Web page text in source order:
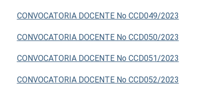
CONVOCATORIA DOCENTE No CCD049/2023
CONVOCATORIA DOCENTE No CCD050/2023
CONVOCATORIA DOCENTE No CCD051/2023
CONVOCATORIA DOCENTE No CCD052/2023